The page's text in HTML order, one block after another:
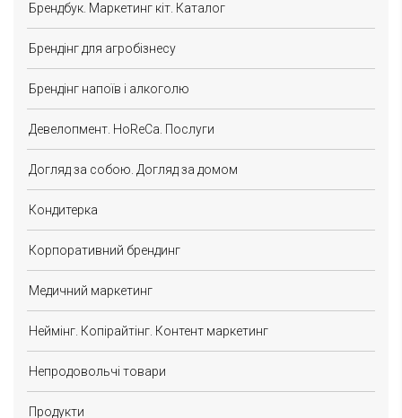
Брендбук. Маркетинг кіт. Каталог
Брендінг для агробізнесу
Брендінг напоїв і алкоголю
Девелопмент. HoReCa. Послуги
Догляд за собою. Догляд за домом
Кондитерка
Корпоративний брендинг
Медичний маркетинг
Неймінг. Копірайтінг. Контент маркетинг
Непродовольчі товари
Продукти